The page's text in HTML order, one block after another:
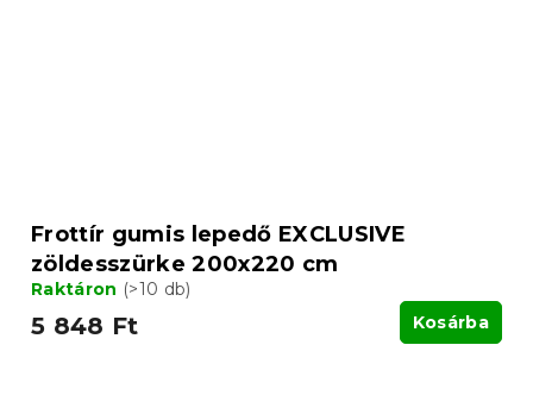
Frottír gumis lepedő EXCLUSIVE
zöldesszürke 200x220 cm
Raktáron (>10 db)
5 848 Ft Kosárba